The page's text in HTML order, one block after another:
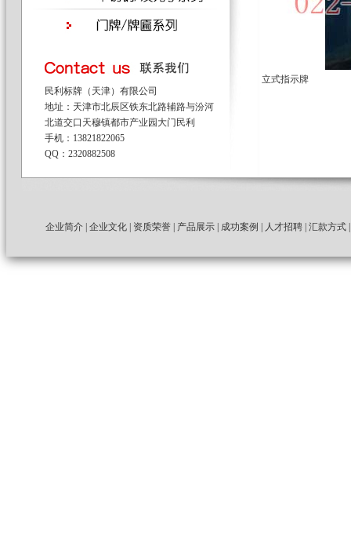
民利标牌（天津）有限公司
地址：天津市北辰区铁东北路辅路与汾河
北道交口天穆镇都市产业园大门民利
手机：13821822065
QQ：2320882508
立式指示牌
企业简介 企业文化 资质荣誉 产品展示 成功案例 人才招聘 汇款方式